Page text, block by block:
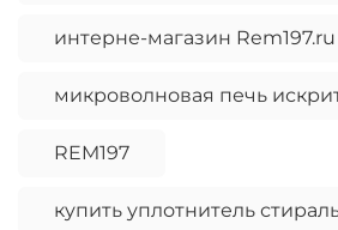
интерне-магазин Rem197.ru
микроволновая печь
REM197
купить уплотнитель